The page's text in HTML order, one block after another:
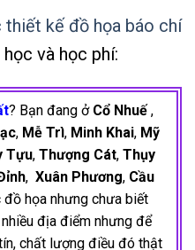
thiết kế đồ họa báo chí
và học phí:
? Bạn đang ở Cổ Nhuế,
, Mễ Trì, Minh Khai, Mỹ
Tựu, Thượng Cát, Thụy
, Xuân Phương, Cầu
đồ họa nhưng chưa biết
địa điểm nhưng để
chất lượng điều đó thật